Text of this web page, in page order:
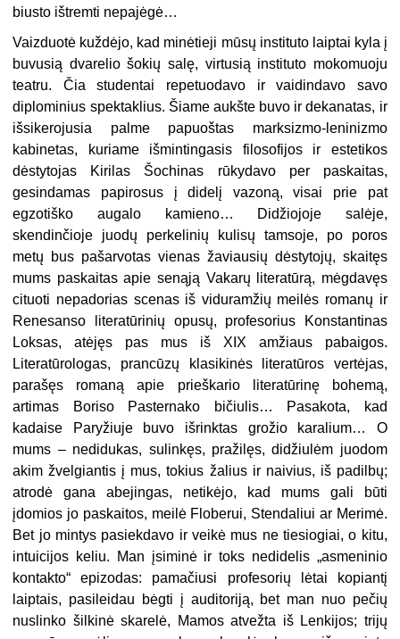
biusto ištremti nepajėgė…
Vaizduotė kuždėjo, kad minėtieji mūsų instituto laiptai kyla į
buvusią dvarelio šokių salę, virtusią instituto mokomuoju
teatru. Čia studentai repetuodavo ir vaidindavo savo
diplominius spektaklius. Šiame aukšte buvo ir dekanatas, ir
išsikerojusia palme papuoštas marksizmo-leninizmo
kabinetas, kuriame išmintingasis filosofijos ir estetikos
dėstytojas Kirilas Šochinas rūkydavo per paskaitas,
gesindamas papirosus į didelį vazoną, visai prie pat
egzotiško augalo kamieno… Didžiojoje salėje,
skendinčioje juodų perkelinių kulisų tamsoje, po poros
metų bus pašarvotas vienas žaviausių dėstytojų, skaitęs
mums paskaitas apie senąją Vakarų literatūrą, mėgdavęs
cituoti nepadorias scenas iš viduramžių meilės romanų ir
Renesanso literatūrinių opusų, profesorius Konstantinas
Loksas, atėjęs pas mus iš XIX amžiaus pabaigos.
Literatūrologas, prancūzų klasikinės literatūros vertėjas,
parašęs romaną apie prieškario literatūrinę bohemą,
artimas Boriso Pasternako bičiulis… Pasakota, kad
kadaise Paryžiuje buvo išrinktas grožio karalium… O
mums – nedidukas, sulinkęs, pražilęs, didžiulėm juodom
akim žvelgiantis į mus, tokius žalius ir naivius, iš padilbų;
atrodė gana abejingas, netikėjo, kad mums gali būti
įdomios jo paskaitos, meilė Floberui, Stendaliui ar Merimė.
Bet jo mintys pasiekdavo ir veikė mus ne tiesiogiai, o kitu,
intuicijos keliu. Man įsiminė ir toks nedidelis „asmeninio
kontakto“ epizodas: pamačiusi profesorių lėtai kopiantį
laiptais, pasileidau bėgti į auditoriją, bet man nuo pečių
nuslinko šilkinė skarelė, Mamos atvežta iš Lenkijos; trijų